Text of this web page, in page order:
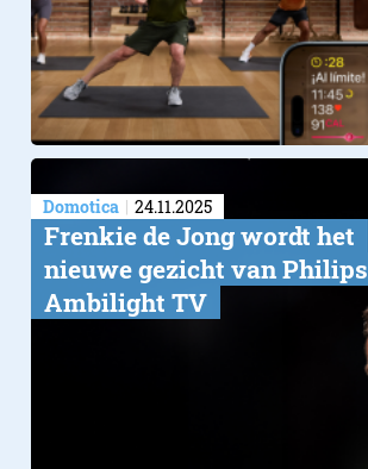
Domotica 24.11.2025
Frenkie de Jong wordt het
nieuwe gezicht van Philips
Ambilight TV